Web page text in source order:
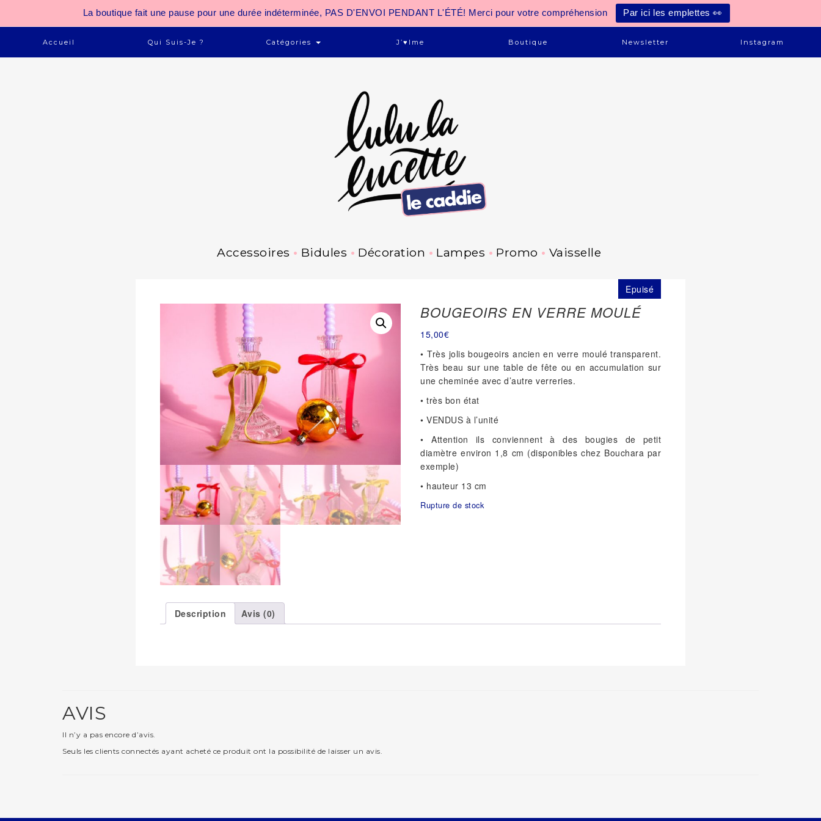
La boutique fait une pause pour une durée indéterminée, PAS D'ENVOI PENDANT L'ÉTÉ! Merci pour votre compréhension Par ici les emplettes 👀
Accueil Qui Suis-Je ? Catégories J’♥ime Boutique Newsletter Instagram
Accessoires Bidules Décoration Lampes Promo Vaisselle
Epuisé
BOUGEOIRS EN VERRE MOULÉ
15,00€
• Très jolis bougeoirs ancien en verre moulé transparent.
Très beau sur une table de fête ou en accumulation sur
une cheminée avec d’autre verreries.
• très bon état
• VENDUS à l’unité
• Attention ils conviennent à des bougies de petit
diamètre environ 1,8 cm (disponibles chez Bouchara par
exemple)
• hauteur 13 cm
Rupture de stock
Description Avis (0)
AVIS
Il n’y a pas encore d’avis.
Seuls les clients connectés ayant acheté ce produit ont la possibilité de laisser un avis.